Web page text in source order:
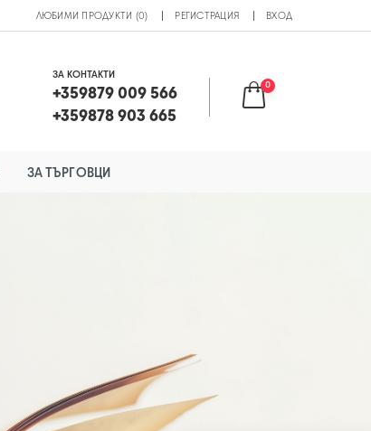
ЛЮБИМИ ПРОДУКТИ (0) РЕГИСТРАЦИЯ ВХОД
ЗА КОНТАКТИ
+359879 009 566
+359878 903 665
0
ЗА ТЪРГОВЦИ